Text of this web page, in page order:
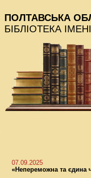
ПОЛТАВСЬКА
БІБЛІОТЕКА
07.09.2025
«Непереможна та єдина